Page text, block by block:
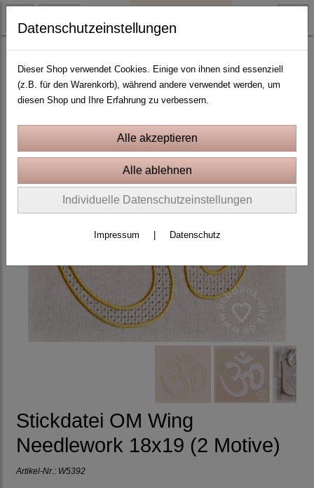
Yoga, Boho und Esoterik
Stickdatei OM Wing
Needlework 18x19 (2 Motive)
Artikel-Nr.: W5392
Datenschutzeinstellungen
Dieser Shop verwendet Cookies. Einige von ihnen sind essenziell
(z.B. für den Warenkorb), während andere verwendet werden, um
diesen Shop und Ihre Erfahrung zu verbessern.
Individuelle Datenschutzeinstellungen
Impressum Datenschutz